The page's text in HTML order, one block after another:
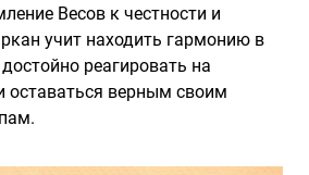
Весов к честности и
учит находить гармонию в
реагировать на
оставаться верным своим